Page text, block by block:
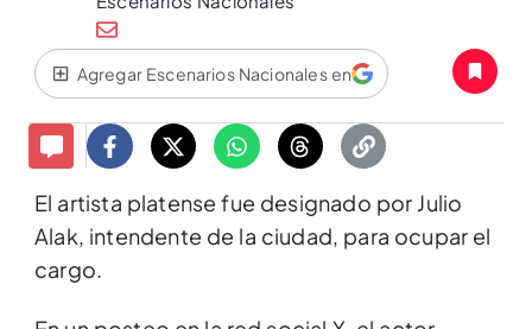
Agregar Escenarios Nacionales en
El artista platense fue designado por Julio
Alak, intendente de la ciudad, para ocupar el
cargo.